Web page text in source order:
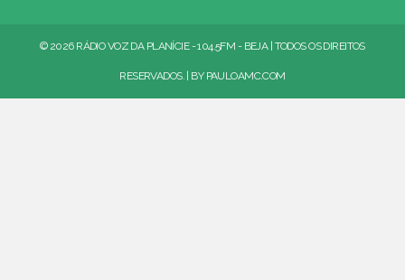
© 2026 RÁDIO VOZ DA PLANÍCIE - 104.5FM - BEJA | TODOS OS DIREITOS
RESERVADOS. | BY PAULOAMC.COM